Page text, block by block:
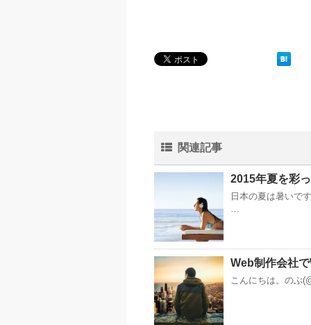
関連記事
2015年夏を彩
日本の夏は暑いで
…
Web制作会社
こんにちは。のぶ